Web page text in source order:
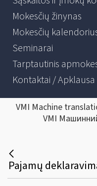
Mokesčių žinynas
Mokesčių
Seminarai
Tarptautinis
Kontaktai / Apklausa
VMI Machine
VMI